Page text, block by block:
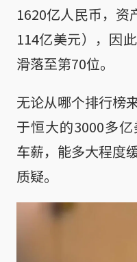
1620亿人民币，资
114亿美元），因
滑落至第70位。
无论从哪个排行榜
于恒大的3000多
车薪，能多大程度
质疑。